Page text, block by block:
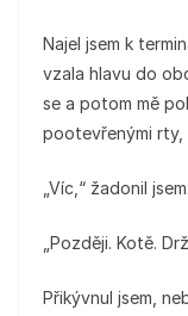
Najel jsem k
vzala hlavu do
se a potom mě
pootevřenými rty,
„Víc,“ žadonil
„Později. Kotě.
Přikývnul jsem,